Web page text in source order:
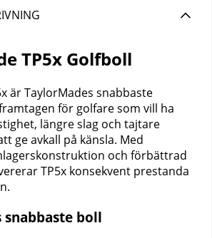
TP5x Golfboll
är TaylorMades snabbaste
för golfare som vill ha
längre slag och tajtare
ge avkall på känsla. Med
och förbättrad
TP5x konsekvent prestanda
snabbaste boll